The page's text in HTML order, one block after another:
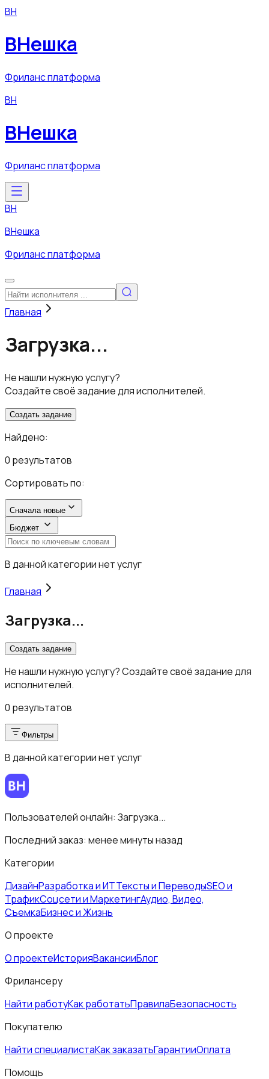
ВН
ВНешка
Фриланс платформа
ВН
ВНешка
Фриланс платформа
ВН
ВНешка
Фриланс платформа
Главная
Загрузка...
Не нашли нужную услугу?
Создайте своё задание для исполнителей.
Создать задание
Найдено:
0 результатов
Сортировать по:
Сначала новые
Бюджет
В данной категории нет услуг
Главная
Загрузка...
Создать задание
Не нашли нужную услугу? Создайте своё задание для
исполнителей.
0 результатов
Фильтры
В данной категории нет услуг
Пользователей онлайн: Загрузка...
Последний заказ: менее минуты назад
Категории
ДизайнРазработка и ИТТексты и ПереводыSEO и
ТрафикСоцсети и МаркетингАудио, Видео,
СъемкаБизнес и Жизнь
О проекте
О проектеИсторияВакансииБлог
Фрилансеру
Найти работуКак работатьПравилаБезопасность
Покупателю
Найти специалистаКак заказатьГарантииОплата
Помощь